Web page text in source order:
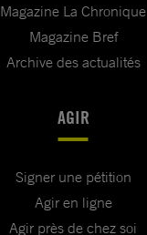
Magazine La Chronique
Magazine Bref
Archive des actualités
AGIR
Signer une pétition
Agir en ligne
Agir près de chez soi